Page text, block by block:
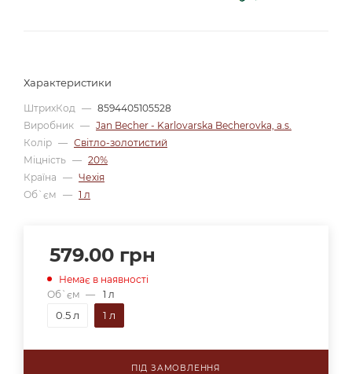
Характеристики
ШтрихКод — 8594405105528
Виробник — Jan Becher - Karlovarska Becherovka, a.s.
Колір — Світло-золотистий
Міцність — 20%
Країна — Чехія
Об`єм — 1 л
579.00 грн
Немає в наявності
Об`єм — 1 л
0.5 л 1 л
ПІД ЗАМОВЛЕННЯ